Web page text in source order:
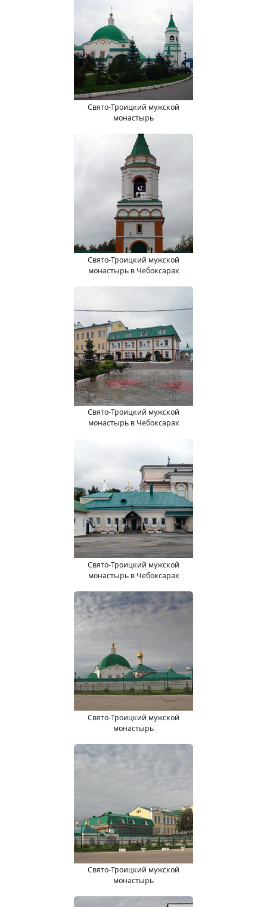
Свято-Троицкий мужской
монастырь
Свято-Троицкий мужской
монастырь в Чебоксарах
Свято-Троицкий мужской
монастырь в Чебоксарах
Свято-Троицкий мужской
монастырь в Чебоксарах
Свято-Троицкий мужской
монастырь
Свято-Троицкий мужской
монастырь